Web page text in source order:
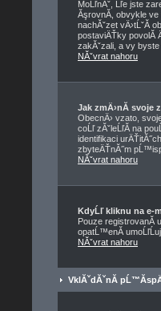
MoĹľnĂˇ, Ĺľe jste
ĂşrovnĂ­, obvykle ve
nachĂˇzet vÄ›tĹˇĂ­
postaviÄŤky povolĂ­
zakĂˇzali, a vy
NĂˇvrat nahoru
Jak zmÄ›nĂ­ svoje
ObecnÄ› vzato,
coĹľ zĂˇleĹľĂ­ na
identifikaci
zbyteÄŤnĂ˝m
NĂˇvrat nahoru
KdyĹľ kliknu na e-
Pouze registrovanĂ­
opatĹ™enĂ­
NĂˇvrat nahoru
VklĂˇdĂˇnĂ­